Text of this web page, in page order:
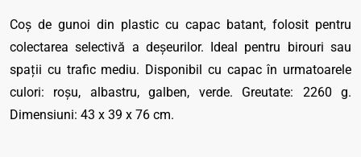
Coș de gunoi din plastic cu capac batant, folosit pentru
colectarea selectivă a deşeurilor. Ideal pentru birouri sau
spaţii cu trafic mediu. Disponibil cu capac în urmatoarele
culori: roşu, albastru, galben, verde. Greutate: 2260 g.
Dimensiuni: 43 x 39 x 76 cm.